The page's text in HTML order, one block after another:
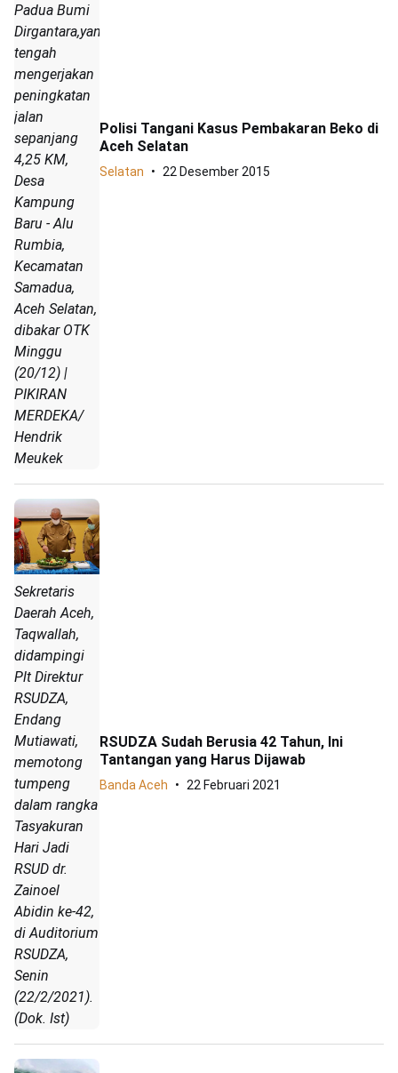
Padua Bumi
Dirgantara,yang
tengah
mengerjakan
peningkatan
jalan
sepanjang
4,25 KM,
Desa
Kampung
Baru - Alu
Rumbia,
Kecamatan
Samadua,
Aceh Selatan,
dibakar OTK
Minggu
(20/12) |
PIKIRAN
MERDEKA/
Hendrik
Meukek
Polisi Tangani Kasus Pembakaran Beko di
Aceh Selatan
Selatan 22 Desember 2015
Sekretaris
Daerah Aceh,
Taqwallah,
didampingi
Plt Direktur
RSUDZA,
Endang
Mutiawati,
memotong
tumpeng
dalam rangka
Tasyakuran
Hari Jadi
RSUD dr.
Zainoel
Abidin ke-42,
di Auditorium
RSUDZA,
Senin
(22/2/2021).
(Dok. Ist)
RSUDZA Sudah Berusia 42 Tahun, Ini
Tantangan yang Harus Dijawab
Banda Aceh 22 Februari 2021